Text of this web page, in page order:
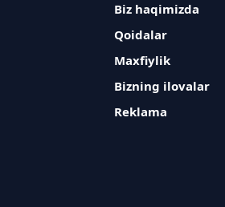
Biz haqimizda
Qoidalar
Maxfiylik
Bizning ilovalar
Reklama